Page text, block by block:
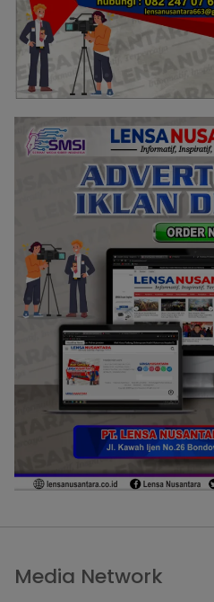
Media Network